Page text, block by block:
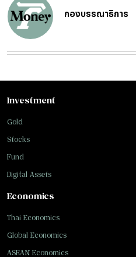
กองบรรณาธิการ
Investment
Gold
Stocks
Fund
Digital Assets
Economics
Thai Economics
Global Economics
ASEAN Economics